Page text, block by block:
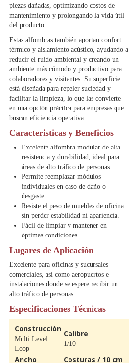
piezas dañadas, optimizando costos de
mantenimiento y prolongando la vida útil
del producto.
Estas alfombras también aportan confort
térmico y aislamiento acústico, ayudando a
reducir el ruido ambiental y creando un
ambiente más cómodo y productivo para
colaboradores y visitantes. Su superficie
está diseñada para repeler suciedad y
facilitar la limpieza, lo que las convierte
en una opción práctica para empresas que
buscan eficiencia operativa.
Caracteristicas y Beneficios
Excelente alfombra modular de alta
resistencia y durabilidad, ideal para
áreas de alto tráfico de personas.
Permite reemplazar módulos
individuales en caso de daño o
desgaste.
Resiste el peso de muebles de oficina
sin perder estabilidad ni apariencia.
Fácil de limpiar y mantener en
óptimas condiciones.
Lugares de Aplicación
Excelente para oficinas y sucursales
comerciales, así como aeropuertos e
instalaciones donde se espere recibir un
alto tráfico de personas.
Especificaciones Técnicas
Construcción
Multi Level
Loop
Calibre
1/10
Ancho Costuras / 10 cm